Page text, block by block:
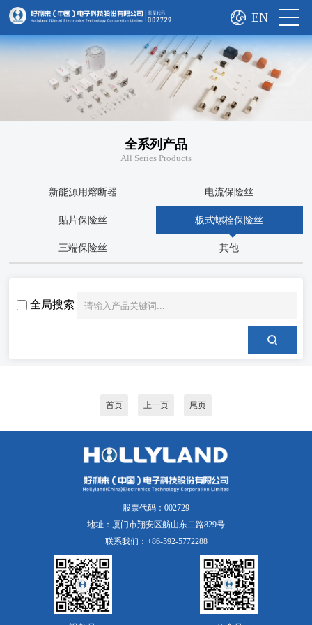
EN
全系列产品
All Series Products
新能源用熔断器 电流保险丝
贴片保险丝 板式螺栓保险丝
三端保险丝 其他
全局搜索
首页 上一页 尾页
股票代码：002729
地址：厦门市翔安区舫山东二路829号
联系我们：+86-592-5772288